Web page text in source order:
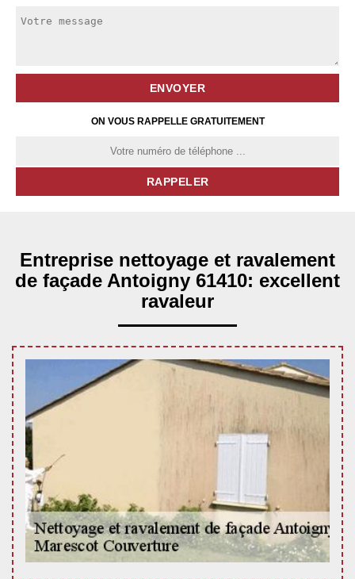
ON VOUS RAPPELLE GRATUITEMENT
Entreprise nettoyage et ravalement
de façade Antoigny 61410: excellent
ravaleur